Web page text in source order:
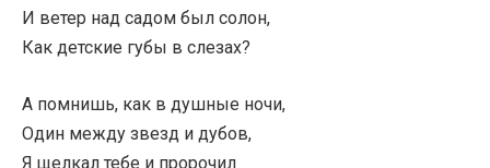
И ветер над садом был солон,
Как детские губы в слезах?
А помнишь, как в душные ночи,
Один между звезд и дубов,
Я щелкал тебе и пророчил